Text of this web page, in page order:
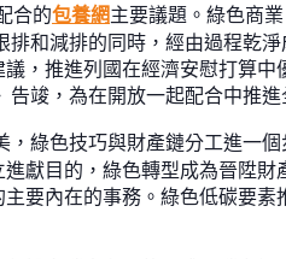
合的包養網主要議題。綠色商
和減排的同時，經由過程乾
，推進列國在經濟安慰打算
竣，為在開放一起配合中推進
綠色技巧與財產鏈分工進一
獻目的，綠色轉型成為晉陞
要內在的事務。綠色低碳要